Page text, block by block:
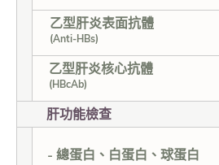
乙型肝炎表面抗體
(Anti-HBs)
乙型肝炎核心抗體
(HBcAb)
肝功能檢查
- 總蛋白、白蛋白、球蛋白